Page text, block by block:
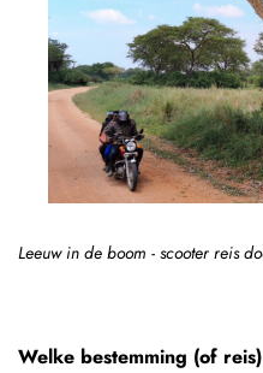
Leeuw in de boom - scooter reis
Welke bestemming (of